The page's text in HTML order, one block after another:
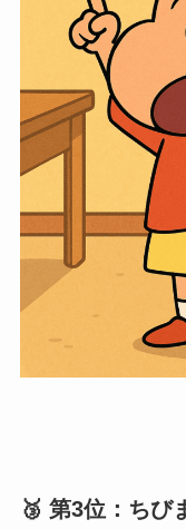
🥉 第3位：ちび